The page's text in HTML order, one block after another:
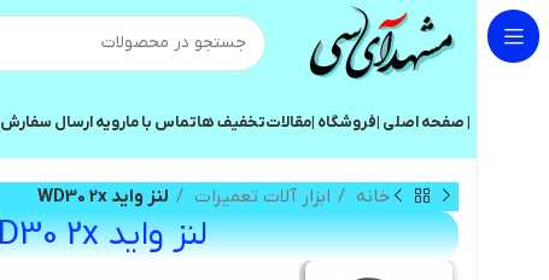
| صفحه اصلی |فروشگاه |مقالاتتخفیف هاتماس با مارویه ارسال سفارش
خانه ابزار آلات تعمیرات لنز واید WD30 2x
لنز واید WD30 2x